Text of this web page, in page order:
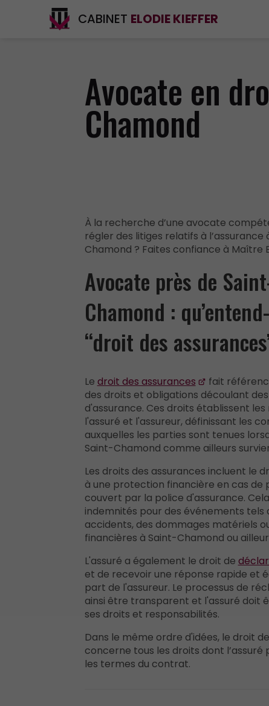
CABINET ELODIE KIEFFER
Avocate en
Chamond
À la recherche d’une avocate
régler des litiges relatifs à l’assurance
Chamond ? Faites confiance à Maître
Avocate près de
Chamond :
“droit des
Le droit des assurances
fait
des droits et obligations découlant
d'assurance. Ces droits établissent
l'assuré et l'assureur, définissant les
auxquelles les parties sont tenues
Saint-Chamond comme ailleurs
Les droits des assurances incluent le
à une protection financière en cas de
couvert par la police d'assurance.
indemnités pour des événements tels
accidents, des dommages matériels
financières à Saint-Chamond ou
L'assuré a également le droit de
et de recevoir une réponse rapide et
part de l'assureur. Le processus de
ainsi être transparent et l'assuré doit
ses droits et responsabilités.
Dans le même ordre d'idées, le droit
concerne tous les droits dont l’assuré
les termes du contrat.